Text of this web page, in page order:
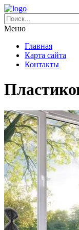
Меню
Главная
Карта сайта
Контакты